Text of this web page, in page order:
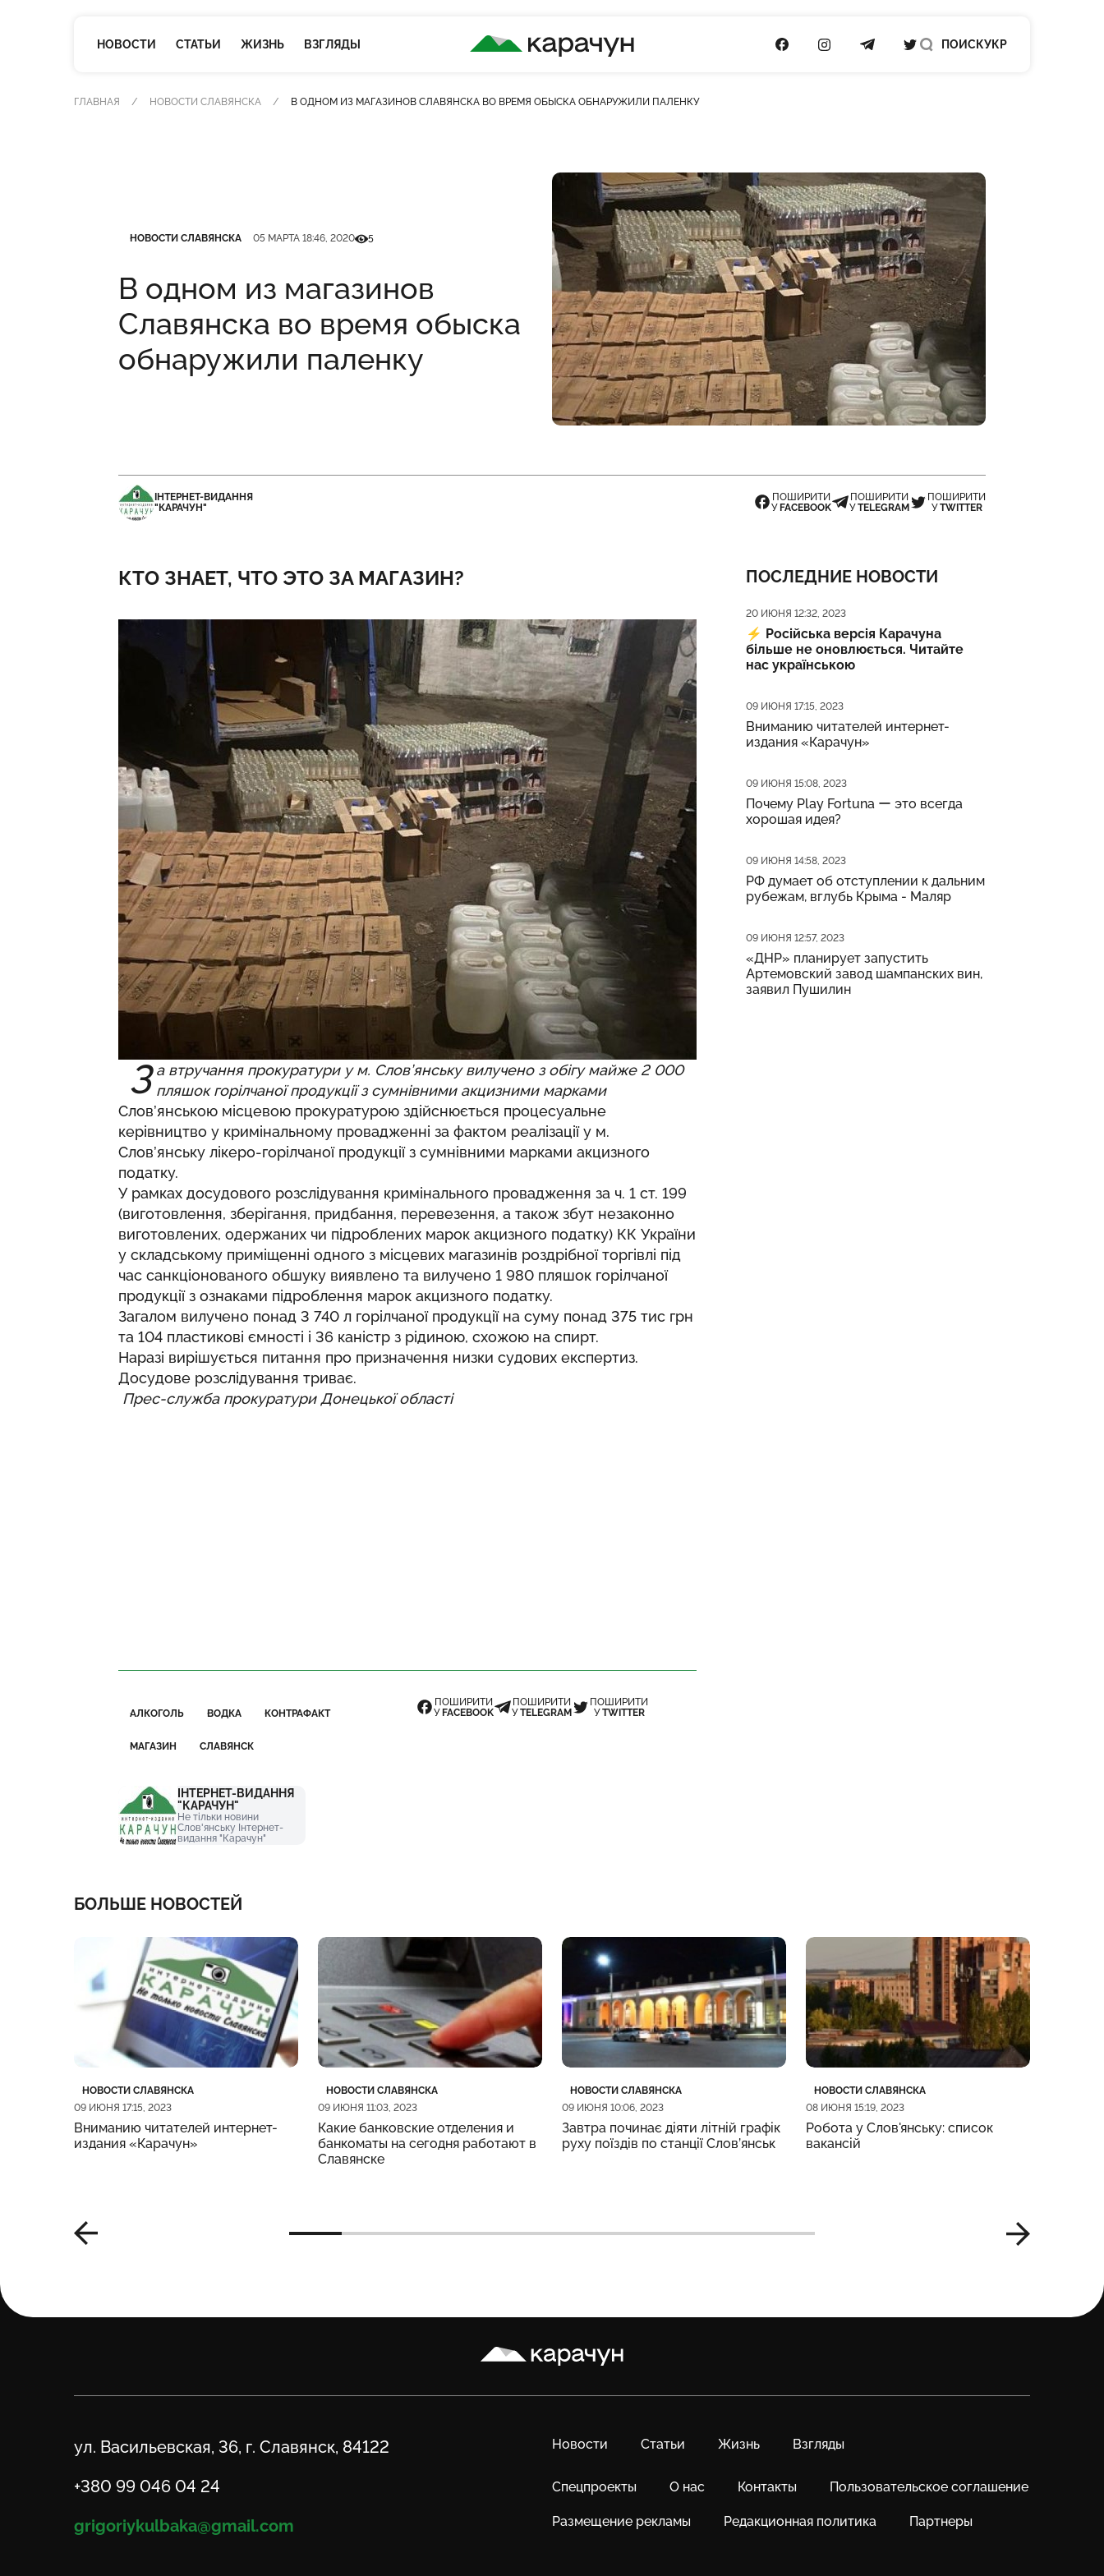
НОВОСТИ СТАТЬИ ЖИЗНЬ ВЗГЛЯДЫ
КАРАЧУН
ПОСИЛАННЯ НА FACEBOOK
ПОСИЛАННЯ НА INSTAGRAM
ПОСИЛАННЯ НА TELEGRAM
ПОСИЛАННЯ НА TWITTER
ПОИСКУКР
ГЛАВНАЯ НОВОСТИ СЛАВЯНСКА В ОДНОМ ИЗ МАГАЗИНОВ СЛАВЯНСКА ВО ВРЕМЯ ОБЫСКА ОБНАРУЖИЛИ ПАЛЕНКУ
НОВОСТИ СЛАВЯНСКА 05 МАРТА 18:46, 2020Кількість переглядів
5
В одном из магазинов
Славянска во время обыска
обнаружили паленку
ІНТЕРНЕТ-ВИДАННЯ
"КАРАЧУН"
ПОШИРИТИ
У FACEBOOK
ПОШИРИТИ
УTELEGRAM
ПОШИРИТИ
УTWITTER
КТО ЗНАЕТ, ЧТО ЭТО ЗА МАГАЗИН?
З а втручання прокуратури у м. Слов’янську вилучено з обігу майже 2 000
пляшок горілчаної продукції з сумнівними акцизними марками
Слов’янською місцевою прокуратурою здійснюється процесуальне
керівництво у кримінальному провадженні за фактом реалізації у м.
Слов’янську лікеро-горілчаної продукції з сумнівними марками акцизного
податку.
У рамках досудового розслідування кримінального провадження за ч. 1 ст. 199
(виготовлення, зберігання, придбання, перевезення, а також збут незаконно
виготовлених, одержаних чи підроблених марок акцизного податку) КК України
у складському приміщенні одного з місцевих магазинів роздрібної торгівлі під
час санкціонованого обшуку виявлено та вилучено 1 980 пляшок горілчаної
продукції з ознаками підроблення марок акцизного податку.
Загалом вилучено понад 3 740 л горілчаної продукції на суму понад 375 тис грн
та 104 пластикові ємності і 36 каністр з рідиною, схожою на спирт.
Наразі вирішується питання про призначення низки судових експертиз.
Досудове розслідування триває.
Прес-служба прокуратури Донецької області
АЛКОГОЛЬ ВОДКА КОНТРАФАКТ
МАГАЗИН СЛАВЯНСК
ПОШИРИТИ
У FACEBOOK
ПОШИРИТИ
УTELEGRAM
ПОШИРИТИ
УTWITTER
ІНТЕРНЕТ-ВИДАННЯ
"КАРАЧУН"
Не тільки новини
Слов'янську Інтернет-
видання "Карачун"
ПОСЛЕДНИЕ НОВОСТИ
Дата публикации
20 ИЮНЯ 12:32, 2023
⚡️ Російська версія Карачуна
більше не оновлюється. Читайте
нас українською
Дата публикации
09 ИЮНЯ 17:15, 2023
Вниманию читателей интернет-
издания «Карачун»
Дата публикации
09 ИЮНЯ 15:08, 2023
Почему Play Fortuna ー это всегда
хорошая идея?
Дата публикации
09 ИЮНЯ 14:58, 2023
РФ думает об отступлении к дальним
рубежам, вглубь Крыма - Маляр
Дата публикации
09 ИЮНЯ 12:57, 2023
«ДНР» планирует запустить
Артемовский завод шампанских вин,
заявил Пушилин
БОЛЬШЕ НОВОСТЕЙ
Категория
НОВОСТИ СЛАВЯНСКА
Дата публикации
09 ИЮНЯ 17:15, 2023
Вниманию читателей интернет-
издания «Карачун»
Категория
НОВОСТИ СЛАВЯНСКА
Дата публикации
09 ИЮНЯ 11:03, 2023
Какие банковские отделения и
банкоматы на сегодня работают в
Славянске
Категория
НОВОСТИ СЛАВЯНСКА
Дата публикации
09 ИЮНЯ 10:06, 2023
Завтра починає діяти літній графік
руху поїздів по станції Слов’янськ
Категория
НОВОСТИ СЛАВЯНСКА
Дата публикации
08 ИЮНЯ 15:19, 2023
Робота у Слов'янську: список
вакансій
Карачун
Новости Статьи Жизнь Взгляды
Спецпроекты О нас Контакты Пользовательское соглашение
Размещение рекламы Редакционная политика Партнеры
Адрес
ул. Васильевская, 36, г. Славянск, 84122
Телефон
+380 99 046 04 24
Email
grigoriykulbaka@gmail.com